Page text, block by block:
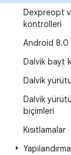
Dexpreopt
kontrolleri
Android 8.0
Dalvik bayt
Dalvik
Dalvik
biçimleri
Kısıtlamalar
Yapılandırma